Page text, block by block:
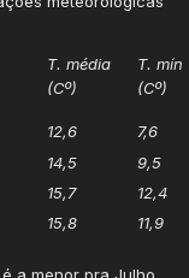
T. média
(Cº)
T. mín
(Cº)
12,6
7,6
14,5
9,5
15,7
12,4
15,8 11,9